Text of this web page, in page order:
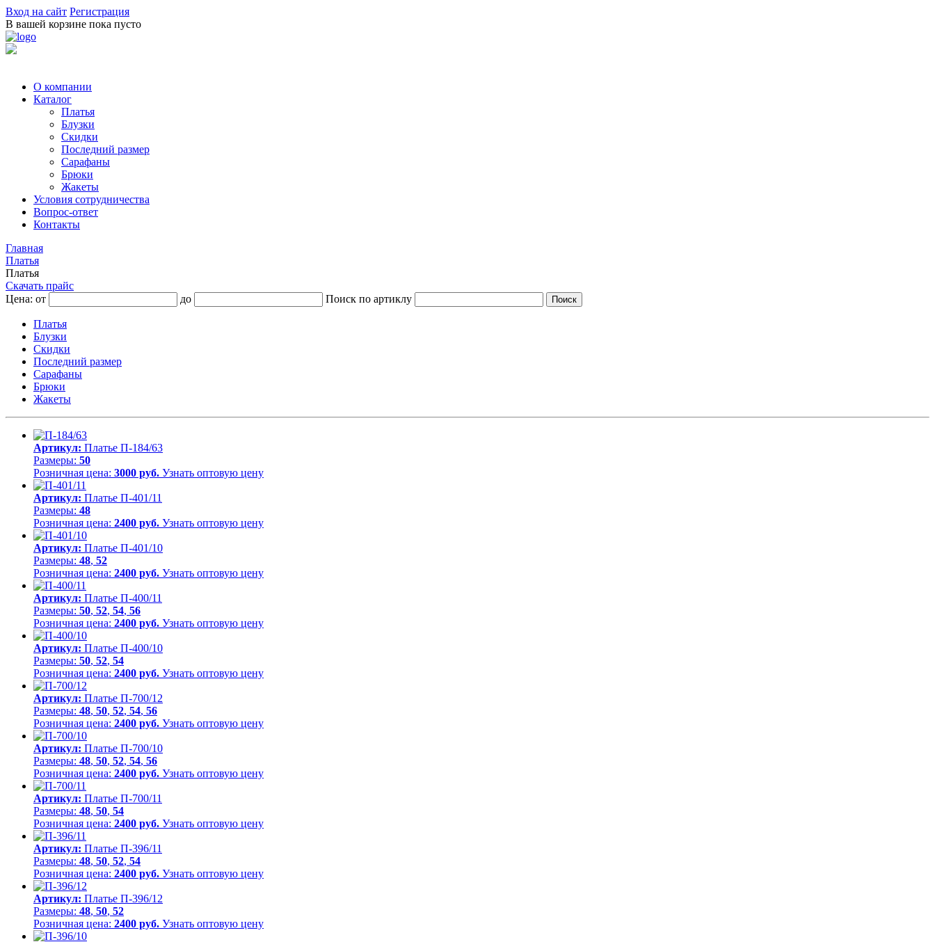
Вход на сайт Регистрация
В вашей корзине пока пусто
О компании
Каталог
Платья
Блузки
Скидки
Последний размер
Сарафаны
Брюки
Жакеты
Условия сотрудничества
Вопрос-ответ
Контакты
Главная
Платья
Платья
Скачать прайс
Цена: от
до Поиск по артиклу
Платья
Блузки
Скидки
Последний размер
Сарафаны
Брюки
Жакеты
Артикул: Платье П-184/63
Размеры: 50
Розничная цена: 3000 руб. Узнать оптовую цену
Артикул: Платье П-401/11
Размеры: 48
Розничная цена: 2400 руб. Узнать оптовую цену
Артикул: Платье П-401/10
Размеры: 48, 52
Розничная цена: 2400 руб. Узнать оптовую цену
Артикул: Платье П-400/11
Размеры: 50, 52, 54, 56
Розничная цена: 2400 руб. Узнать оптовую цену
Артикул: Платье П-400/10
Размеры: 50, 52, 54
Розничная цена: 2400 руб. Узнать оптовую цену
Артикул: Платье П-700/12
Размеры: 48, 50, 52, 54, 56
Розничная цена: 2400 руб. Узнать оптовую цену
Артикул: Платье П-700/10
Размеры: 48, 50, 52, 54, 56
Розничная цена: 2400 руб. Узнать оптовую цену
Артикул: Платье П-700/11
Размеры: 48, 50, 54
Розничная цена: 2400 руб. Узнать оптовую цену
Артикул: Платье П-396/11
Размеры: 48, 50, 52, 54
Розничная цена: 2400 руб. Узнать оптовую цену
Артикул: Платье П-396/12
Размеры: 48, 50, 52
Розничная цена: 2400 руб. Узнать оптовую цену